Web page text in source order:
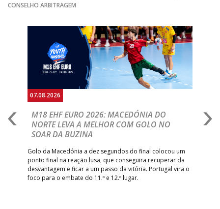
CONSELHO ARBITRAGEM
07.08.2026
M18 EHF EURO 2026: MACEDÓNIA DO
NORTE LEVA A MELHOR COM GOLO NO
SOAR DA BUZINA
Golo da Macedónia a dez segundos do final colocou um
ponto final na reação lusa, que conseguira recuperar da
desvantagem e ficar a um passo da vitória. Portugal vira o
foco para o embate do 11.º e 12.º lugar.